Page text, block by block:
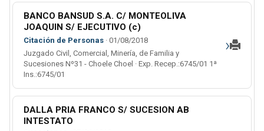
BANCO BANSUD S.A. C/ MONTEOLIVA
JOAQUIN S/ EJECUTIVO (c)
Citación de Personas · 01/08/2018
Juzgado Civil, Comercial, Minería, de Familia y
Sucesiones Nº31 - Choele Choel · Exp. Recep.:6745/01 1ª
Ins.:6745/01
›
DALLA PRIA FRANCO S/ SUCESION AB
INTESTATO